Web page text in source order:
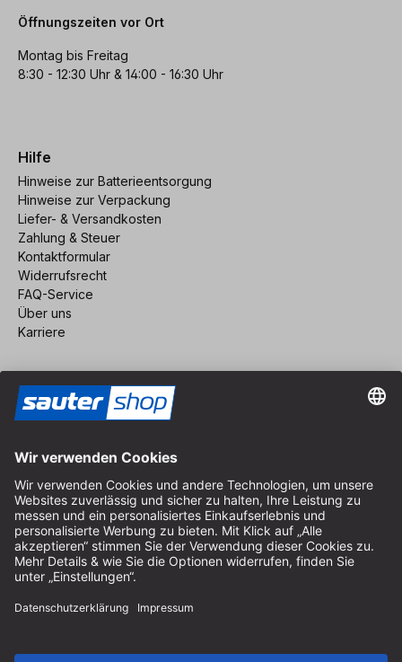
Öffnungszeiten vor Ort
Montag bis Freitag
8:30 - 12:30 Uhr & 14:00 - 16:30 Uhr
Hilfe
Hinweise zur Batterieentsorgung
Hinweise zur Verpackung
Liefer- & Versandkosten
Zahlung & Steuer
Kontaktformular
Widerrufsrecht
FAQ-Service
Über uns
Karriere
Impressum
AGB
Datenschutz
Cookie-Einstellungen
© 2026 sauter GmbH
* kostenloser Versand ab 150 Euro Bestellwert innerhalb